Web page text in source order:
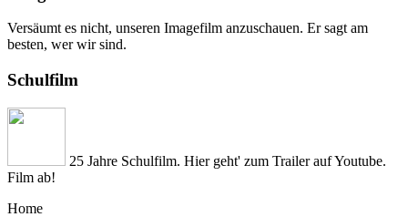
Versäumt es nicht, unseren Imagefilm anzuschauen. Er sagt am
besten, wer wir sind.
Schulfilm
25 Jahre Schulfilm. Hier geht' zum Trailer auf Youtube.
Film ab!
Home